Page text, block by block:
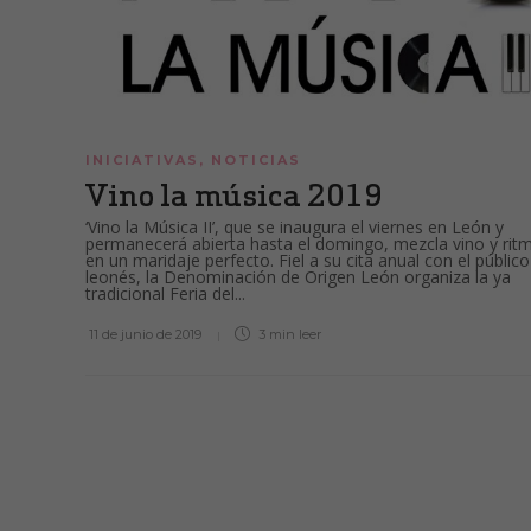
INICIATIVAS , NOTICIAS
Vino la música 2019
‘Vino la Música II’, que se inaugura el viernes en León y
permanecerá abierta hasta el domingo, mezcla vino y
en un maridaje perfecto. Fiel a su cita anual con el público
leonés, la Denominación de Origen León organiza la ya
tradicional Feria del...
11 de junio de 2019 3 min leer